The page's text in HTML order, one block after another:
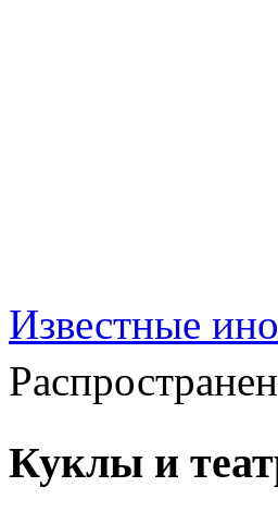
Известные
Куклы и